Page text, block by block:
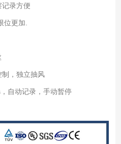
录方便
位更加.
，独立抽风
自动记录，手动暂停